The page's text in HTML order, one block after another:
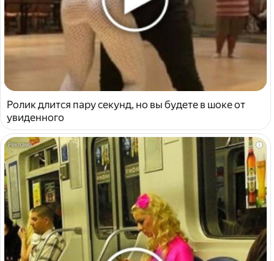
Ролик длится пару секунд, но вы будете в шоке от
увиденного
i